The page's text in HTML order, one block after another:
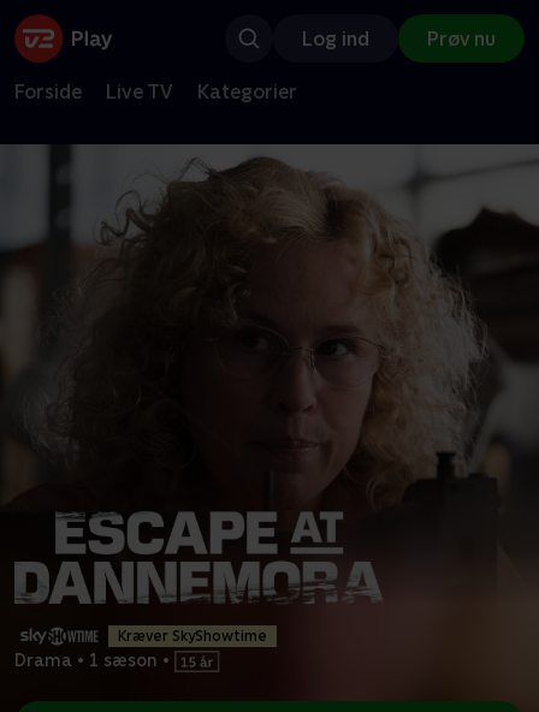
Log ind Prøv nu
Forside Live TV Kategorier
Kræver SkyShowtime
Drama • 1 sæson •